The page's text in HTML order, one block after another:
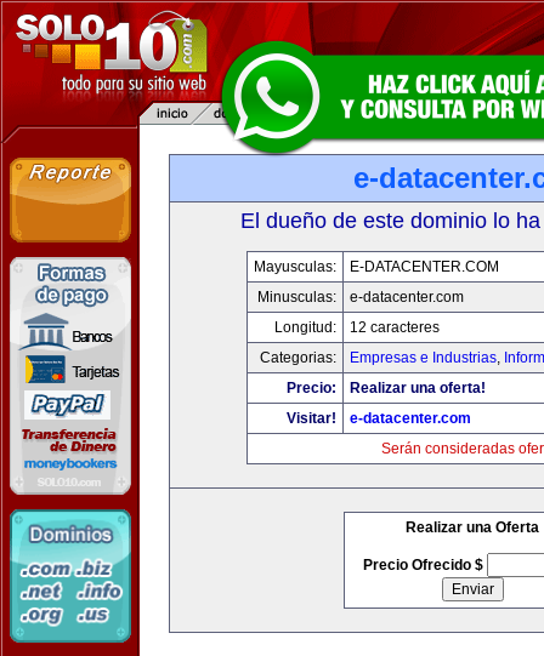
e-
El dueño de este dominio lo
Mayusculas:
E-DATACENTER.COM
Minusculas:
e-datacenter.com
Longitud:
12 caracteres
Categorias:
Empresas e Industrias,
Precio:
Realizar una oferta!
Visitar!
e-datacenter.com
Serán consideradas
Realizar una Oferta
Precio Ofrecido $